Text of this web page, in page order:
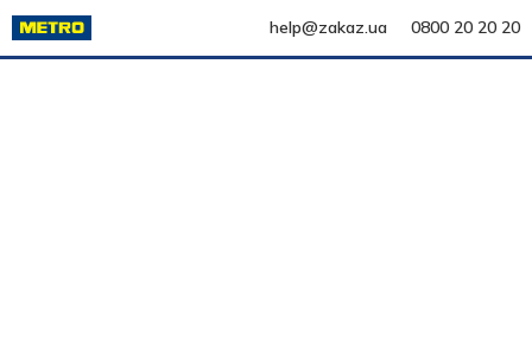
help@zakaz.ua 0800 20 20 20